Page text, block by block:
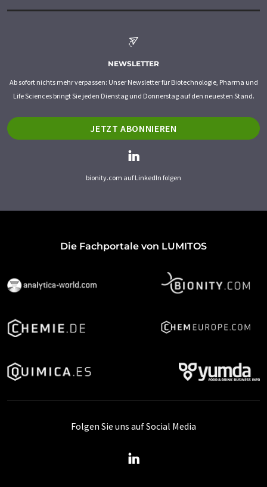
NEWSLETTER
Ab sofort nichts mehr verpassen: Unser Newsletter für Biotechnologie, Pharma und
Life Sciences bringt Sie jeden Dienstag und Donnerstag auf den neuesten Stand.
JETZT ABONNIEREN
bionity.com auf LinkedIn folgen
Die Fachportale von LUMITOS
Folgen Sie uns auf Social Media